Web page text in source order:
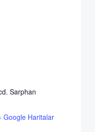
Sarphan
Google Haritalar